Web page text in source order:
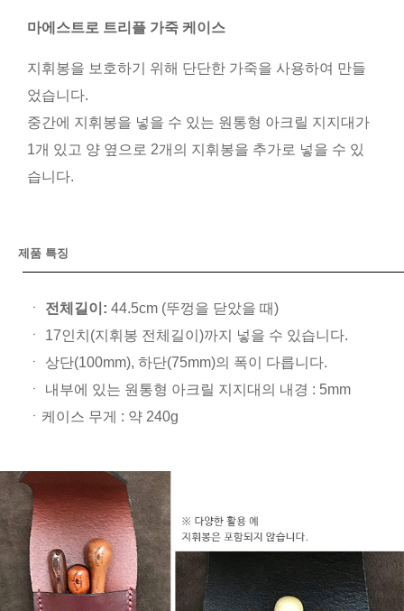
마에스트로 트리플 가죽 케이스
지휘봉을 보호하기 위해 단단한 가죽을 사용하여 만들
었습니다.
중간에 지휘봉을 넣을 수 있는 원통형 아크릴 지지대가
1개 있고 양 옆으로 2개의 지휘봉을 추가로 넣을 수 있
습니다.
제품 특징
ㆍ 전체길이: 44.5cm (뚜껑을 닫았을 때)
ㆍ 17인치(지휘봉 전체길이)까지 넣을 수 있습니다.
ㆍ 상단(100mm), 하단(75mm)의 폭이 다릅니다.
ㆍ 내부에 있는 원통형 아크릴 지지대의 내경 : 5mm
ㆍ케이스 무게 : 약 240g